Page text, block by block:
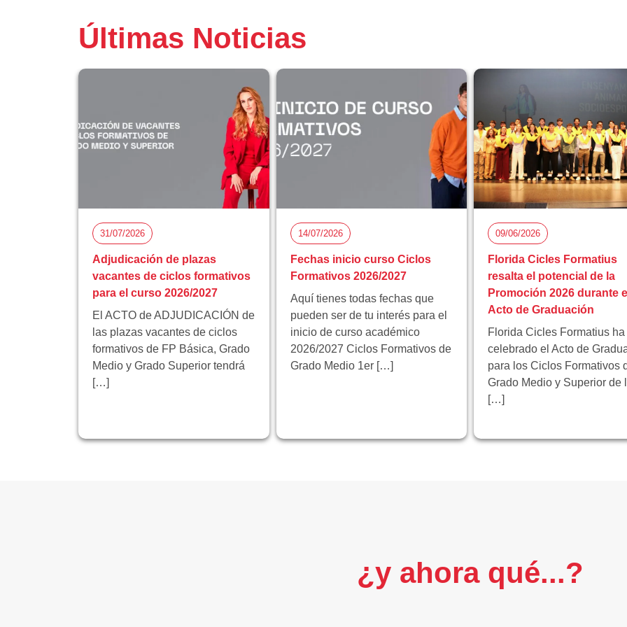
Últimas Noticias
31/07/2026
Adjudicación de plazas
vacantes de ciclos formativos
para el curso 2026/2027
El ACTO de ADJUDICACIÓN de
las plazas vacantes de ciclos
formativos de FP Básica, Grado
Medio y Grado Superior tendrá
[…]
14/07/2026
Fechas inicio curso Ciclos
Formativos 2026/2027
Aquí tienes todas fechas que
pueden ser de tu interés para el
inicio de curso académico
2026/2027 Ciclos Formativos de
Grado Medio 1er […]
09/06/2026
Florida Cicles Formatius
resalta el potencial de la
Promoción 2026 durante el
Acto de Graduación
Florida Cicles Formatius ha
celebrado el Acto de
para los Ciclos Formativos
Grado Medio y Superior de
[…]
¿y ahora qué...?